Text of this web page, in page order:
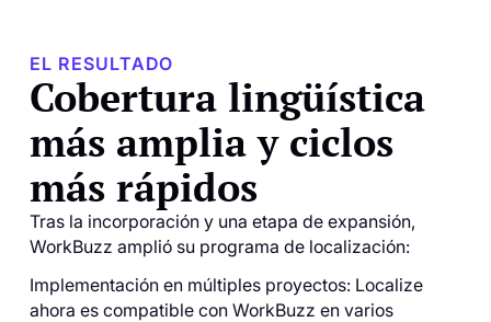
EL RESULTADO
Cobertura lingüística
más amplia y ciclos
más rápidos
Tras la incorporación y una etapa de expansión,
WorkBuzz amplió su programa de localización:
Implementación en múltiples proyectos: Localize
ahora es compatible con WorkBuzz en varios